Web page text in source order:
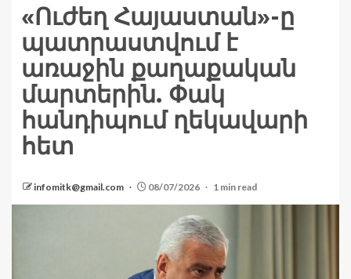
«Ուժեղ Հայաստան»-ը
պատրաստվում է
առաջին քաղաքական
մարտերին. Փակ
հանդիպում ղեկավարի
հետ
infomitk@gmail.com 08/07/2026 1 min read